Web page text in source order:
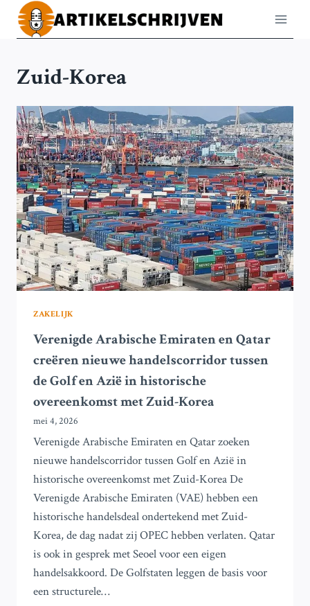
Doorgaan
naar
Zuid-Korea
ZAKELIJK
Verenigde Arabische Emiraten en Qatar
creëren nieuwe handelscorridor tussen
de Golf en Azië in historische
overeenkomst met Zuid-Korea
mei 4, 2026
Verenigde Arabische Emiraten en Qatar zoeken
nieuwe handelscorridor tussen Golf en Azië in
historische overeenkomst met Zuid-Korea De
Verenigde Arabische Emiraten (VAE) hebben een
historische handelsdeal ondertekend met Zuid-
Korea, de dag nadat zij OPEC hebben verlaten. Qatar
is ook in gesprek met Seoel voor een eigen
handelsakkoord. De Golfstaten leggen de basis voor
een structurele…